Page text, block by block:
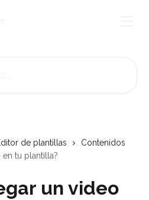
de plantillas
Contenidos
tu plantilla?
un video